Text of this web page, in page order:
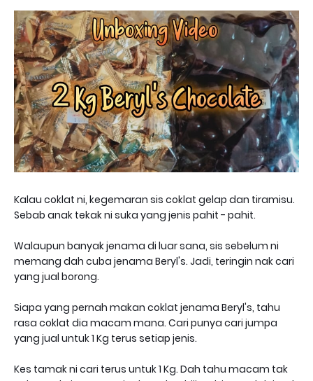
Kalau coklat ni, kegemaran sis coklat gelap dan tiramisu.
Sebab anak tekak ni suka yang jenis pahit - pahit.
Walaupun banyak jenama di luar sana, sis sebelum ni
memang dah cuba jenama Beryl's. Jadi, teringin nak cari
yang jual borong.
Siapa yang pernah makan coklat jenama Beryl's, tahu
rasa coklat dia macam mana. Cari punya cari jumpa
yang jual untuk 1 Kg terus setiap jenis.
Kes tamak ni cari terus untuk 1 Kg. Dah tahu macam tak